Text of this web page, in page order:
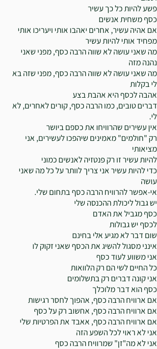
פשע להיות כל כך עשיר
כסף משחית אנשים
אם אהיה עשיר, אחרים יאהבו אותי ויעריכו אותי
מפחיד אותי להיות עשיר
מה שאני עושה לא שווה הרבה כסף, מפני שאני
נהנה מזה
מה שאני עושה לא שווה הרבה כסף, מפני שזה בא
לי בקלות
אהבה לכסף היא אהבת בצע
דברים טובים, כמו הרבה כסף, קורים לאחרים, לא
לי.
אין עשירים שהרוויחו את כספם ביושר
רק "חולמים" מאמינים שיהפכו לעשירים, אני
מציאותי
להיות עשיר זו רק פנטזיה לאנשים כמוני
כדי להיות עשיר אני צריך לוותר על כל מה שאני
עושה
אי-אפשר להרוויח הרבה כסף בתחום שלי.
יש גבול ליכולת ההכנסה שלי
כסף מגביל את האדם
לכסף יש גבולות
שום דבר לא מגיע אלי בחינם
אינני מסגול להשיג את הכסף שאני זקוק לו
אני משווע לעוד כסף
כל החיים לשי הם רק הלוואות
אני קונה דברים רק בתשלומים
כסף הוא דבר מלוכלך
אם ארוויח הרבה כסף, אהפוך לחסר רגישות
אם ארוויח הרבה כסף, אחשוב רק על כסף
אם ארוויח הרבה כסף, אאבד את הפרטיות שלי
אני לא ראוי לכל השפע הזה
אני לא מה"זן" שמרוויח הרבה כסף